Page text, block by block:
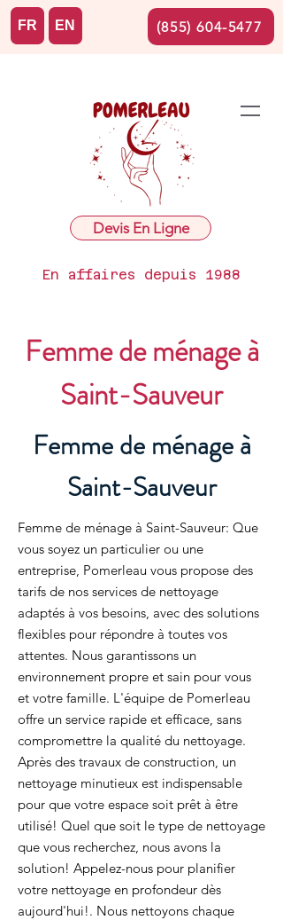
Devis En Ligne
En affaires depuis 1988
FR EN (855) 604-5477
Femme de ménage à
Saint-Sauveur
Femme de ménage à
Saint-Sauveur
Femme de ménage à Saint-Sauveur: Que
vous soyez un particulier ou une
entreprise, Pomerleau vous propose des
tarifs de nos services de nettoyage
adaptés à vos besoins, avec des solutions
flexibles pour répondre à toutes vos
attentes. Nous garantissons un
environnement propre et sain pour vous
et votre famille. L'équipe de Pomerleau
offre un service rapide et efficace, sans
compromettre la qualité du nettoyage.
Après des travaux de construction, un
nettoyage minutieux est indispensable
pour que votre espace soit prêt à être
utilisé! Quel que soit le type de nettoyage
que vous recherchez, nous avons la
solution! Appelez-nous pour planifier
votre nettoyage en profondeur dès
aujourd'hui!. Nous nettoyons chaque